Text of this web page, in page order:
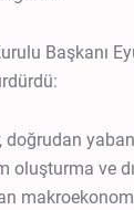
Başkanı
doğrudan
oluşturma ve